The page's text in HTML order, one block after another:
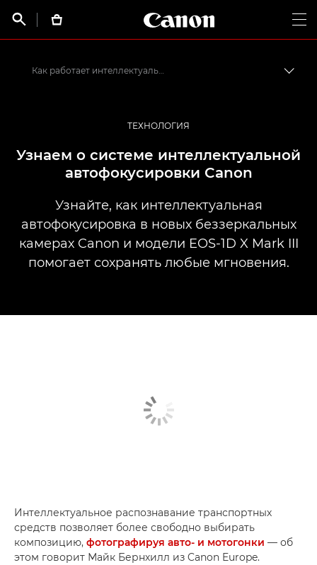
 
Canon Logo, back
Профессиональная фото- и видеосъемка
Истории от профессионалов: вдохновляющие идеи для печати, а также фото- и видеосъемки
ТЕХНОЛОГИЯ
Узнаем о системе интеллектуальной
автофокусировки Canon
Узнайте, как интеллектуальная
автофокусировка в новых беззеркальных
камерах Canon и модели EOS-1D X Mark III
помогает сохранять любые мгновения.
Интеллектуальное распознавание транспортных
средств позволяет более свободно выбирать
композицию, фотографируя авто- и мотогонки — об
этом говорит Майк Бернхилл из Canon Europe.